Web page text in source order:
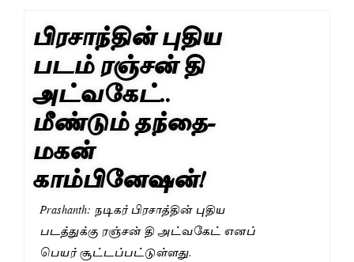
பிரசாந்தின் புதிய
படம் ரஞ்சன் தி
அட்வகேட்..
மீண்டும் தந்தை-
மகன்
காம்பினேஷன்!
Prashanth: நடிகர் பிரசாத்தின் புதிய
படத்துக்கு ரஞ்சன் தி அட்வகேட் எனப்
பெயர் சூட்டப்பட்டுள்ளது.